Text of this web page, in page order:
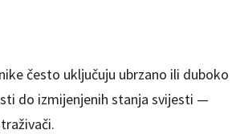
često uključuju ubrzano ili duboko
do izmijenjenih stanja svijesti —